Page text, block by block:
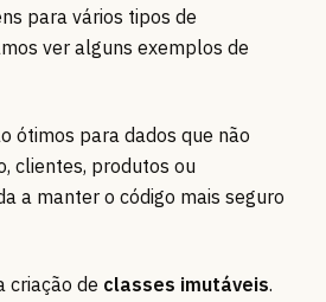
para vários tipos de
ver alguns exemplos de
ótimos para dados que não
clientes, produtos ou
a manter o código mais seguro
criação de classes imutáveis.